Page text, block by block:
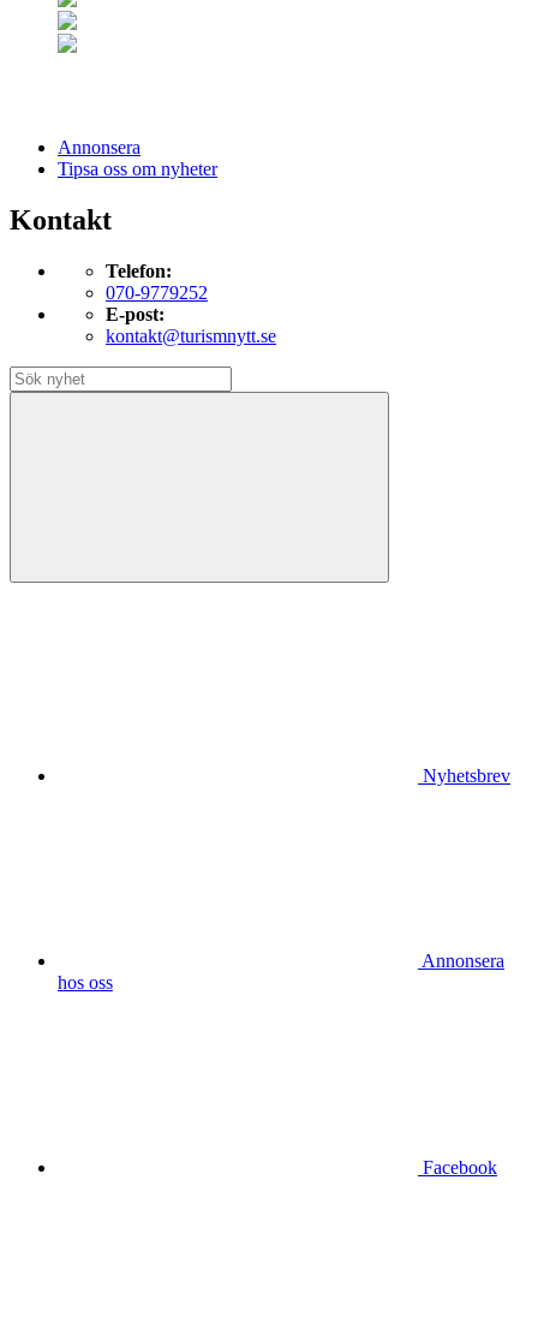
Annonsera
Tipsa oss om nyheter
Kontakt
Telefon:
070-9779252
E-post:
kontakt@turismnytt.se
Nyhetsbrev
Annonsera
hos oss
Facebook